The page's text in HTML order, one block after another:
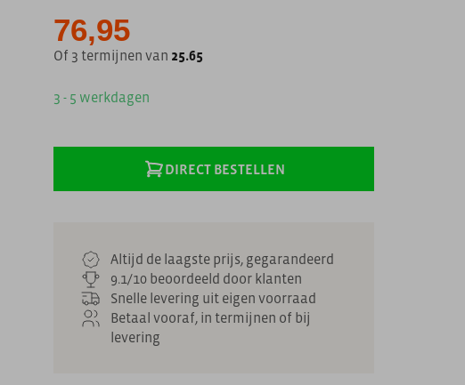
76,95
Of 3 termijnen van 25.65
3 - 5 werkdagen
DIRECT BESTELLEN
Altijd de laagste prijs, gegarandeerd
9.1/10 beoordeeld door klanten
Snelle levering uit eigen voorraad
Betaal vooraf, in termijnen of bij
levering